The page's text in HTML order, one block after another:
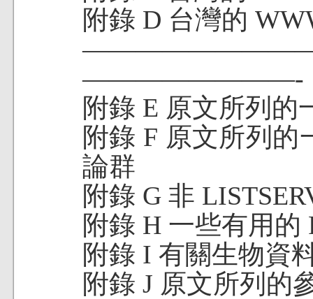
附錄 D 台灣的
————————-
附錄 E 原文所列的
附錄 F 原文所列的
論群
附錄 G 非
附錄 H 一些有用的
附錄 I 有關生物資
附錄 J 原文所列的